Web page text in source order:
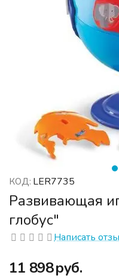
КОД: LER7735
Развивающая
глобус"
Написать
‍11 898‍руб.